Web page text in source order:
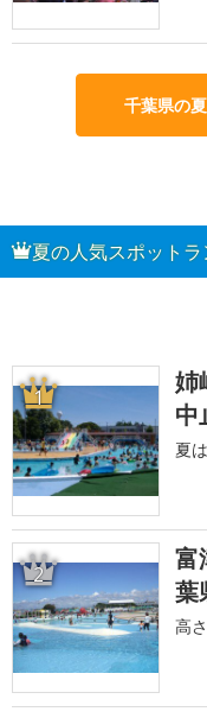
千葉県の
夏の人気スポットラ
1
姉
中
夏
2
富
葉
高